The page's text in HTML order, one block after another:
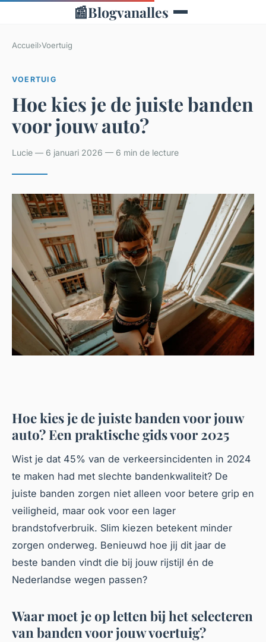
📰Blogvanalles
Accueil›Voertuig
VOERTUIG
Hoe kies je de juiste banden
voor jouw auto?
Lucie — 6 januari 2026 — 6 min de lecture
Hoe kies je de juiste banden voor jouw
auto? Een praktische gids voor 2025
Wist je dat 45% van de verkeersincidenten in 2024
te maken had met slechte bandenkwaliteit? De
juiste banden zorgen niet alleen voor betere grip en
veiligheid, maar ook voor een lager
brandstofverbruik. Slim kiezen betekent minder
zorgen onderweg. Benieuwd hoe jij dit jaar de
beste banden vindt die bij jouw rijstijl én de
Nederlandse wegen passen?
Waar moet je op letten bij het selecteren
van banden voor jouw voertuig?